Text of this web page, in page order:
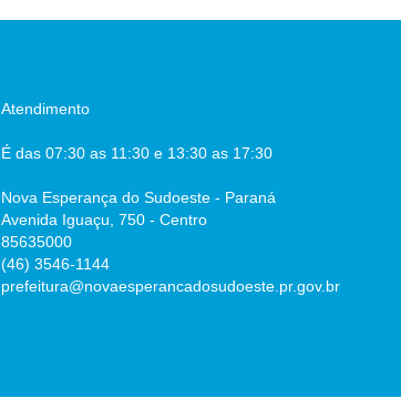
Atendimento
É das 07:30 as 11:30 e 13:30 as 17:30
Nova Esperança do Sudoeste - Paraná
Avenida Iguaçu, 750 - Centro
85635000
(46) 3546-1144
prefeitura@novaesperancadosudoeste.pr.gov.br